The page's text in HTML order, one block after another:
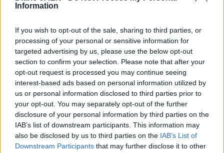
Information
If you wish to opt-out of the sale, sharing to third parties, or
processing of your personal or sensitive information for
targeted advertising by us, please use the below opt-out
section to confirm your selection. Please note that after your
opt-out request is processed you may continue seeing
interest-based ads based on personal information utilized by
us or personal information disclosed to third parties prior to
your opt-out. You may separately opt-out of the further
disclosure of your personal information by third parties on the
IAB’s list of downstream participants. This information may
also be disclosed by us to third parties on the IAB’s List of
Downstream Participants that may further disclose it to other
Es la segunda vez que Andalucía se manifiesta en esta
y Políticas Sociales ya solicitaron en la reunión
preparatoria al Consejo Territorial celebrada el pasado
mes de abril que se tuviese en cuenta el número de
menores en riesgo de pobreza de cada autonomía en el
reparto.
Sánchez Rubio ha criticado que "el Ministerio haya
anunciado este Plan que no sólo es insuficiente sino que
cuenta con unos criterios de distribución totalmente
injustos que no responden a la realidad de cada
comunidad autónoma" y ha añadido que "los más
perjudicados son los menores".